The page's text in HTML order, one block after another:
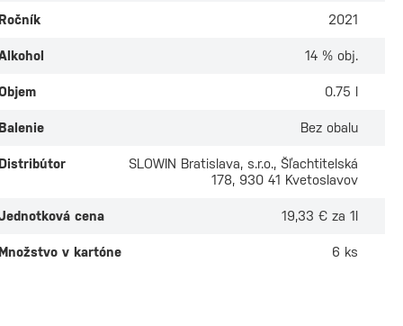
2021
14 % obj.
0.75 l
Bez obalu
SLOWIN Bratislava, s.r.o., Šľachtitelská
178, 930 41 Kvetoslavov
cena 19,33 € za 1l
v kartóne 6 ks